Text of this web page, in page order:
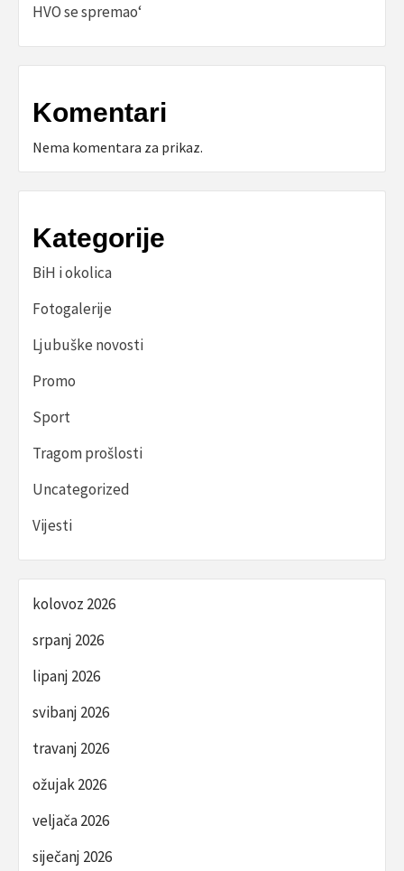
HVO se spremao‘
Komentari
Nema komentara za prikaz.
Kategorije
BiH i okolica
Fotogalerije
Ljubuške novosti
Promo
Sport
Tragom prošlosti
Uncategorized
Vijesti
kolovoz 2026
srpanj 2026
lipanj 2026
svibanj 2026
travanj 2026
ožujak 2026
veljača 2026
siječanj 2026